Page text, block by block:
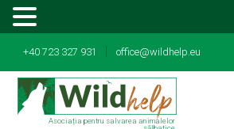
+40 723 327 931 office@wildhelp.eu
Asociația pentru salvarea animalelor